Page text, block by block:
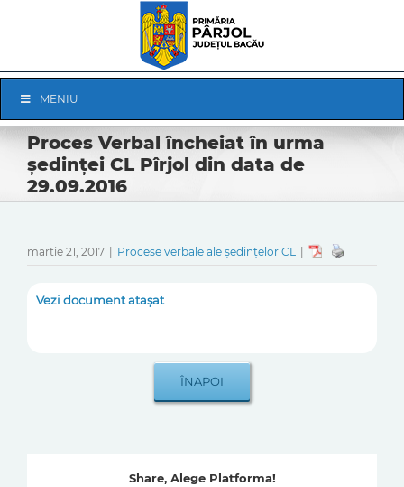
Navigation
MENIU
Proces Verbal încheiat în urma
ședinței CL Pîrjol din data de
29.09.2016
martie 21, 2017 Procese verbale ale ședințelor CL
Vezi document atașat
Share, Alege Platforma!